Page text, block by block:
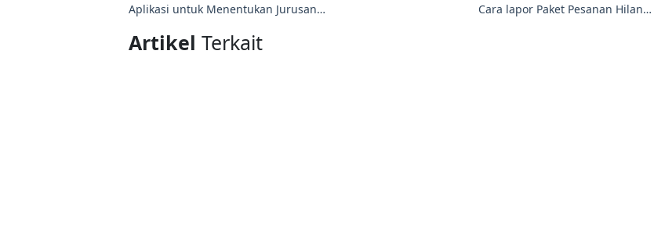
Aplikasi untuk Menentukan Jurusan
Cara lapor Paket Pesanan Hilang,
Artikel Terkait